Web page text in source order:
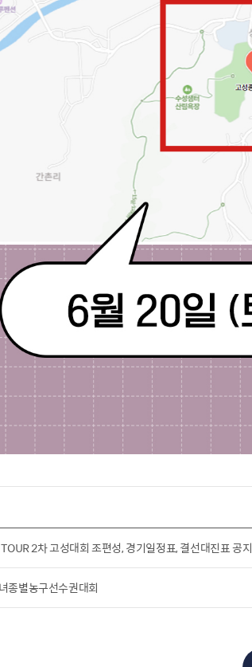
2차 고성대회 조편성, 경기일정표, 결선대진표 공지
종별농구선수권대회